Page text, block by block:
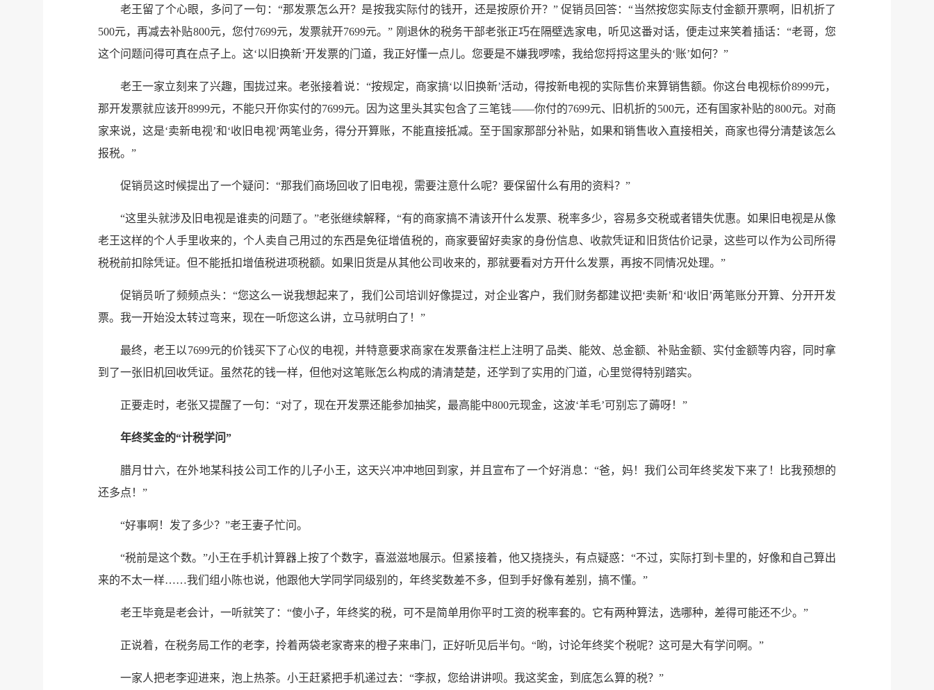
老王留了个心眼，多问了一句：“那发票怎么开？是按我实际付的钱开，还是按原价开？” 促销员回答：“当然按您实际支付金额开票啊，旧机折了
500元，再减去补贴800元，您付7699元，发票就开7699元。” 刚退休的税务干部老张正巧在隔壁选家电，听见这番对话，便走过来笑着插话：“老哥，您
这个问题问得可真在点子上。这‘以旧换新’开发票的门道，我正好懂一点儿。您要是不嫌我啰嗦，我给您捋捋这里头的‘账’如何？”
老王一家立刻来了兴趣，围拢过来。老张接着说：“按规定，商家搞‘以旧换新’活动，得按新电视的实际售价来算销售额。你这台电视标价8999元，
那开发票就应该开8999元，不能只开你实付的7699元。因为这里头其实包含了三笔钱——你付的7699元、旧机折的500元，还有国家补贴的800元。对商
家来说，这是‘卖新电视’和‘收旧电视’两笔业务，得分开算账，不能直接抵减。至于国家那部分补贴，如果和销售收入直接相关，商家也得分清楚该怎么
报税。”
促销员这时候提出了一个疑问：“那我们商场回收了旧电视，需要注意什么呢？要保留什么有用的资料？”
“这里头就涉及旧电视是谁卖的问题了。”老张继续解释，“有的商家搞不清该开什么发票、税率多少，容易多交税或者错失优惠。如果旧电视是从像
老王这样的个人手里收来的，个人卖自己用过的东西是免征增值税的，商家要留好卖家的身份信息、收款凭证和旧货估价记录，这些可以作为公司所得
税税前扣除凭证。但不能抵扣增值税进项税额。如果旧货是从其他公司收来的，那就要看对方开什么发票，再按不同情况处理。”
促销员听了频频点头：“您这么一说我想起来了，我们公司培训好像提过，对企业客户，我们财务都建议把‘卖新’和‘收旧’两笔账分开算、分开开发
票。我一开始没太转过弯来，现在一听您这么讲，立马就明白了！”
最终，老王以7699元的价钱买下了心仪的电视，并特意要求商家在发票备注栏上注明了品类、能效、总金额、补贴金额、实付金额等内容，同时拿
到了一张旧机回收凭证。虽然花的钱一样，但他对这笔账怎么构成的清清楚楚，还学到了实用的门道，心里觉得特别踏实。
正要走时，老张又提醒了一句：“对了，现在开发票还能参加抽奖，最高能中800元现金，这波‘羊毛’可别忘了薅呀！”
年终奖金的“计税学问”
腊月廿六，在外地某科技公司工作的儿子小王，这天兴冲冲地回到家，并且宣布了一个好消息：“爸，妈！我们公司年终奖发下来了！比我预想的
还多点！”
“好事啊！发了多少？”老王妻子忙问。
“税前是这个数。”小王在手机计算器上按了个数字，喜滋滋地展示。但紧接着，他又挠挠头，有点疑惑：“不过，实际打到卡里的，好像和自己算出
来的不太一样……我们组小陈也说，他跟他大学同学同级别的，年终奖数差不多，但到手好像有差别，搞不懂。”
老王毕竟是老会计，一听就笑了：“傻小子，年终奖的税，可不是简单用你平时工资的税率套的。它有两种算法，选哪种，差得可能还不少。”
正说着，在税务局工作的老李，拎着两袋老家寄来的橙子来串门，正好听见后半句。“哟，讨论年终奖个税呢？这可是大有学问啊。”
一家人把老李迎进来，泡上热茶。小王赶紧把手机递过去：“李叔，您给讲讲呗。我这奖金，到底怎么算的税？”